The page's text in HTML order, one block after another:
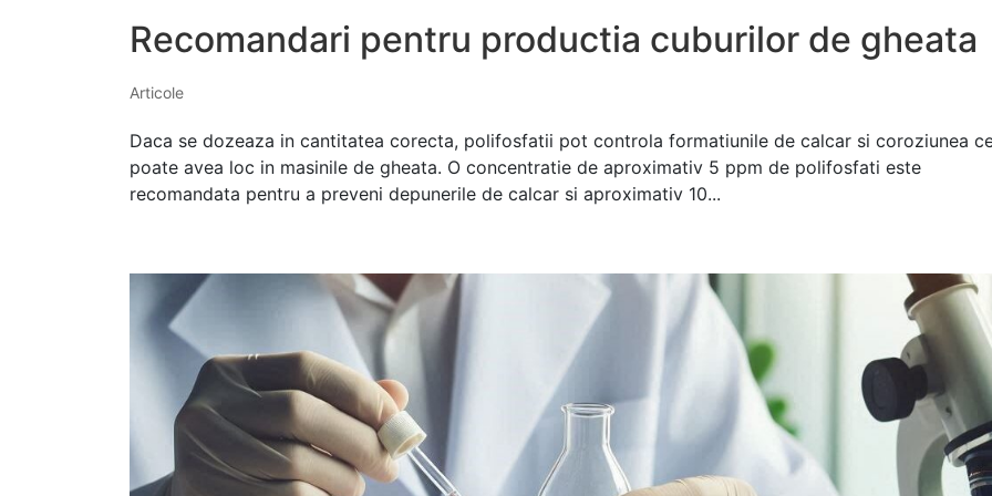
Recomandari pentru productia cuburilor de gheata
Articole
Daca se dozeaza in cantitatea corecta, polifosfatii pot controla formatiunile de calcar si coroziunea
poate avea loc in masinile de gheata. O concentratie de aproximativ 5 ppm de polifosfati este
recomandata pentru a preveni depunerile de calcar si aproximativ 10...